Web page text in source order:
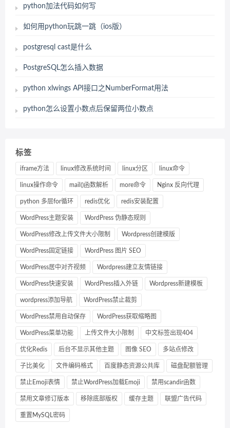
python加法代码如何写
如何用python玩跳一跳（ios版）
postgresql cast是什么
PostgreSQL怎么插入数据
python xlwings API接口之NumberFormat用法
python怎么设置小数点后保留两位小数点
标签
iframe方法 linux修改系统时间 linux分区 linux命令
linux操作命令 mail()函数解析 more命令 Nginx 反向代理
python 多层for循环 redis优化 redis安装配置
WordPress主题安装 WordPress 伪静态规则
WordPress修改上传文件大小限制 Wordpress创建模版
WordPress固定链接 WordPress 图片 SEO
WordPress居中对齐视频 Wordpress建立友情链接
WordPress快速安装 WordPress插入外链 Wordpress新建模板
wordpress添加导航 WordPress禁止裁剪
WordPress禁用自动保存 WordPress获取缩略图
WordPress菜单功能 上传文件大小限制 中文标签出现404
优化Redis 后台不显示其他主题 图像 SEO 多站点修改
子比美化 文件编码格式 百度静态资源公共库 磁盘配额管理
禁止Emoji表情 禁止WordPress加载Emoji 禁用scandir函数
禁用文章修订版本 移除底部版权 缓存主题 联盟广告代码
重置MySQL密码